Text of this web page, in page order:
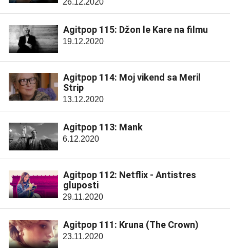
26.12.2020
Agitpop 115: Džon le Kare na filmu
19.12.2020
Agitpop 114: Moj vikend sa Meril
Strip
13.12.2020
Agitpop 113: Mank
6.12.2020
Agitpop 112: Netflix - Antistres
gluposti
29.11.2020
Agitpop 111: Kruna (The Crown)
23.11.2020